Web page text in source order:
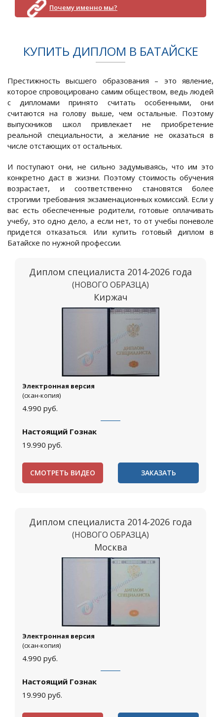
Почему именно мы?
КУПИТЬ ДИПЛОМ В БАТАЙСКЕ
Престижность высшего образования – это явление,
которое спровоцировано самим обществом, ведь людей
с дипломами принято считать особенными, они
считаются на голову выше, чем остальные. Поэтому
выпускников школ привлекает не приобретение
реальной специальности, а желание не оказаться в
числе отстающих от остальных.
И поступают они, не сильно задумываясь, что им это
конкретно даст в жизни. Поэтому стоимость обучения
возрастает, и соответственно становятся более
строгими требования экзаменационных комиссий. Если у
вас есть обеспеченные родители, готовые оплачивать
учебу, это одно дело, а если нет, то от учебы поневоле
придется отказаться. Или купить готовый диплом в
Батайске по нужной профессии.
Диплом специалиста 2014-2026 года
(НОВОГО ОБРАЗЦА)
Киржач
Электронная версия
(скан-копия)
4.990 руб.
Настоящий Гознак
19.990 руб.
СМОТРЕТЬ ВИДЕО ЗАКАЗАТЬ
Диплом специалиста 2014-2026 года
(НОВОГО ОБРАЗЦА)
Москва
Электронная версия
(скан-копия)
4.990 руб.
Настоящий Гознак
19.990 руб.